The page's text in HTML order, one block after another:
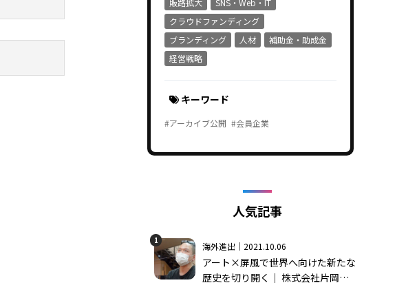
クラウドファンディング
ブランディング
人材
補助金・助成金
経営戦略
キーワード
#アーカイブ公開 #会員企業
人気記事
1
海外進出｜2021.10.06
アート×屏風で世界へ向けた新たな
歴史を切り開く│ 株式会社片岡屏